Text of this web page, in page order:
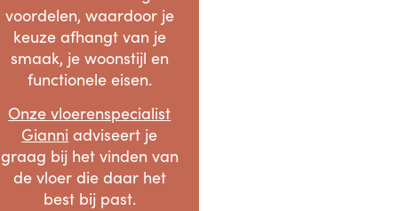
voordelen, waardoor je
keuze afhangt van je
smaak, je woonstijl en
functionele eisen.
Onze vloerenspecialist
Gianni adviseert je
graag bij het vinden van
de vloer die daar het
best bij past.